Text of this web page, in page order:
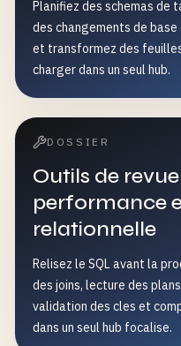
Planifiez des schemas de
des changements de
et transformez des
charger dans un seul hub.
DOSSIER
Outils de
performance
relationnelle
Relisez le SQL avant la
des joins, lecture des
validation des cles et
dans un seul hub focalise.